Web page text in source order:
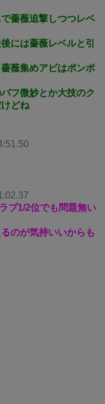
薔薇追撃しつつレベ
には薔薇レベルと引
薇集めアビはポンポ
フ微妙とか大技のク
どね
ブ1/2位でも問題無い
のが気持いいからも